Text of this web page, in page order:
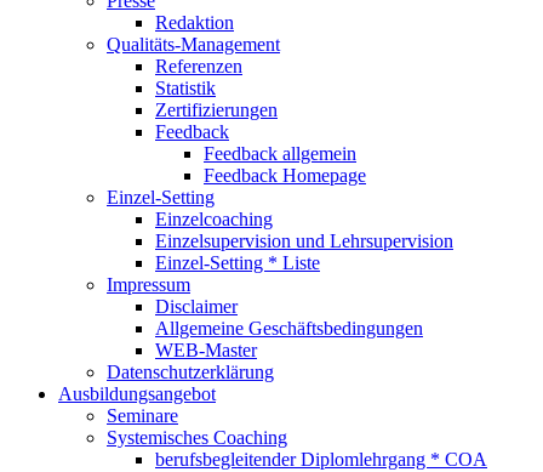
Redaktion
Qualitäts-Management
Referenzen
Statistik
Zertifizierungen
Feedback
Feedback allgemein
Feedback Homepage
Einzel-Setting
Einzelcoaching
Einzelsupervision und Lehrsupervision
Einzel-Setting * Liste
Impressum
Disclaimer
Allgemeine Geschäftsbedingungen
WEB-Master
Datenschutzerklärung
Ausbildungsangebot
Seminare
Systemisches Coaching
berufsbegleitender Diplomlehrgang * COA